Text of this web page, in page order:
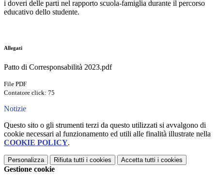
i doveri delle parti nel rapporto scuola-famiglia durante il percorso
educativo dello studente.
Allegati
Patto di Corresponsabilità 2023.pdf
File PDF
Contatore click: 75
Notizie
Questo sito o gli strumenti terzi da questo utilizzati si avvalgono di
cookie necessari al funzionamento ed utili alle finalità illustrate nella
COOKIE POLICY.
Personalizza Rifiuta tutti i cookies Accetta tutti i cookies
Gestione cookie